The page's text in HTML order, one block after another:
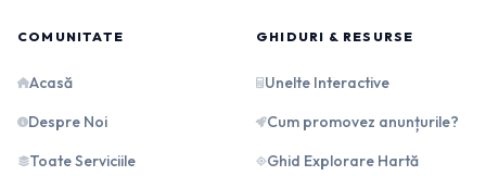
COMUNITATE
Acasă
Despre Noi
Toate Serviciile
GHIDURI & RESURSE
Unelte Interactive
Cum promovez anunțurile?
Ghid Explorare Hartă